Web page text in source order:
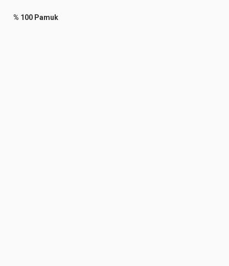
% 100 Pamuk